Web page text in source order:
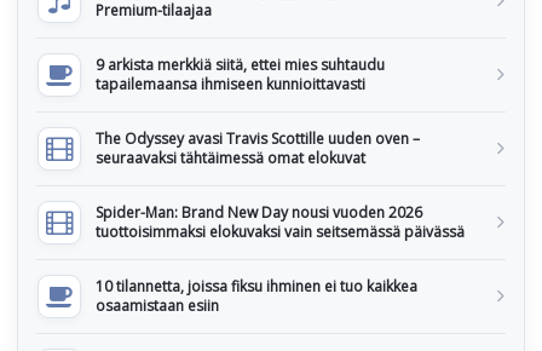
Premium-tilaajaa
9 arkista merkkiä siitä, ettei mies suhtaudu
tapailemaansa ihmiseen kunnioittavasti
The Odyssey avasi Travis Scottille uuden oven –
seuraavaksi tähtäimessä omat elokuvat
Spider-Man: Brand New Day nousi vuoden 2026
tuottoisimmaksi elokuvaksi vain seitsemässä päivässä
10 tilannetta, joissa fiksu ihminen ei tuo kaikkea
osaamistaan esiin